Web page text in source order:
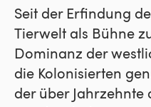
Seit der Erfindung
Tierwelt als Bühne
Dominanz der
die Kolonisierten
der über Jahrzehnte